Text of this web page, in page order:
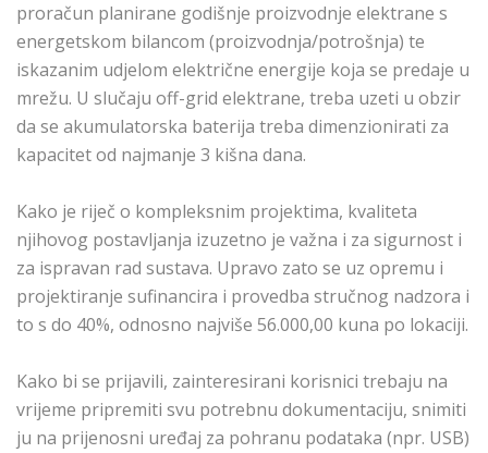
proračun planirane godišnje proizvodnje elektrane s
energetskom bilancom (proizvodnja/potrošnja) te
iskazanim udjelom električne energije koja se predaje u
mrežu. U slučaju off-grid elektrane, treba uzeti u obzir
da se akumulatorska baterija treba dimenzionirati za
kapacitet od najmanje 3 kišna dana.
Kako je riječ o kompleksnim projektima, kvaliteta
njihovog postavljanja izuzetno je važna i za sigurnost i
za ispravan rad sustava. Upravo zato se uz opremu i
projektiranje sufinancira i provedba stručnog nadzora i
to s do 40%, odnosno najviše 56.000,00 kuna po lokaciji.
Kako bi se prijavili, zainteresirani korisnici trebaju na
vrijeme pripremiti svu potrebnu dokumentaciju, snimiti
ju na prijenosni uređaj za pohranu podataka (npr. USB)